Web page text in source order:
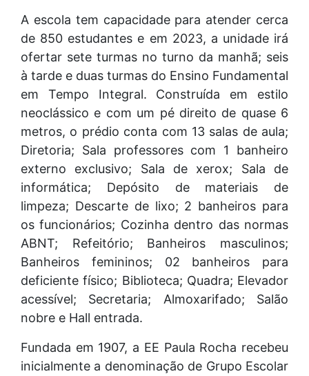
A escola tem capacidade para atender cerca
de 850 estudantes e em 2023, a unidade irá
ofertar sete turmas no turno da manhã; seis
à tarde e duas turmas do Ensino Fundamental
em Tempo Integral. Construída em estilo
neoclássico e com um pé direito de quase 6
metros, o prédio conta com 13 salas de aula;
Diretoria; Sala professores com 1 banheiro
externo exclusivo; Sala de xerox; Sala de
informática; Depósito de materiais de
limpeza; Descarte de lixo; 2 banheiros para
os funcionários; Cozinha dentro das normas
ABNT; Refeitório; Banheiros masculinos;
Banheiros femininos; 02 banheiros para
deficiente físico; Biblioteca; Quadra; Elevador
acessível; Secretaria; Almoxarifado; Salão
nobre e Hall entrada.
Fundada em 1907, a EE Paula Rocha recebeu
inicialmente a denominação de Grupo Escolar